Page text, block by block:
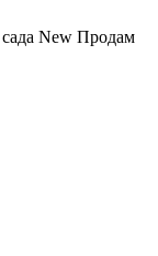
New Продам